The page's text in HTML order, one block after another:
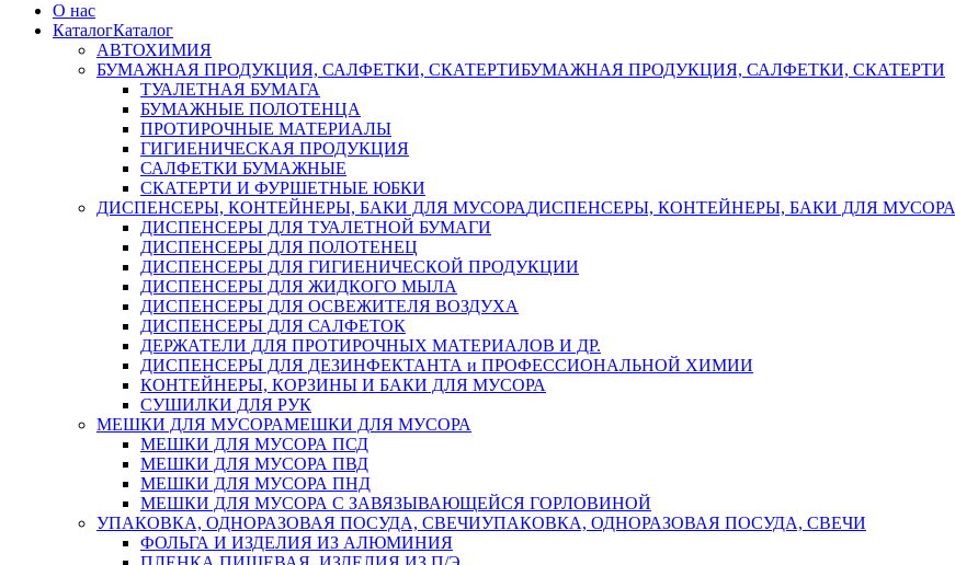
О нас
КаталогКаталог
АВТОХИМИЯ
БУМАЖНАЯ ПРОДУКЦИЯ, САЛФЕТКИ, СКАТЕРТИБУМАЖНАЯ ПРОДУКЦИЯ, САЛФЕТКИ, СКАТЕРТИ
ТУАЛЕТНАЯ БУМАГА
БУМАЖНЫЕ ПОЛОТЕНЦА
ПРОТИРОЧНЫЕ МАТЕРИАЛЫ
ГИГИЕНИЧЕСКАЯ ПРОДУКЦИЯ
САЛФЕТКИ БУМАЖНЫЕ
СКАТЕРТИ И ФУРШЕТНЫЕ ЮБКИ
ДИСПЕНСЕРЫ, КОНТЕЙНЕРЫ, БАКИ ДЛЯ МУСОРАДИСПЕНСЕРЫ, КОНТЕЙНЕРЫ, БАКИ ДЛЯ МУСОРА
ДИСПЕНСЕРЫ ДЛЯ ТУАЛЕТНОЙ БУМАГИ
ДИСПЕНСЕРЫ ДЛЯ ПОЛОТЕНЕЦ
ДИСПЕНСЕРЫ ДЛЯ ГИГИЕНИЧЕСКОЙ ПРОДУКЦИИ
ДИСПЕНСЕРЫ ДЛЯ ЖИДКОГО МЫЛА
ДИСПЕНСЕРЫ ДЛЯ ОСВЕЖИТЕЛЯ ВОЗДУХА
ДИСПЕНСЕРЫ ДЛЯ САЛФЕТОК
ДЕРЖАТЕЛИ ДЛЯ ПРОТИРОЧНЫХ МАТЕРИАЛОВ И ДР.
ДИСПЕНСЕРЫ ДЛЯ ДЕЗИНФЕКТАНТА и ПРОФЕССИОНАЛЬНОЙ ХИМИИ
КОНТЕЙНЕРЫ, КОРЗИНЫ И БАКИ ДЛЯ МУСОРА
СУШИЛКИ ДЛЯ РУК
МЕШКИ ДЛЯ МУСОРАМЕШКИ ДЛЯ МУСОРА
МЕШКИ ДЛЯ МУСОРА ПСД
МЕШКИ ДЛЯ МУСОРА ПВД
МЕШКИ ДЛЯ МУСОРА ПНД
МЕШКИ ДЛЯ МУСОРА С ЗАВЯЗЫВАЮЩЕЙСЯ ГОРЛОВИНОЙ
УПАКОВКА, ОДНОРАЗОВАЯ ПОСУДА, СВЕЧИУПАКОВКА, ОДНОРАЗОВАЯ ПОСУДА, СВЕЧИ
ФОЛЬГА И ИЗДЕЛИЯ ИЗ АЛЮМИНИЯ